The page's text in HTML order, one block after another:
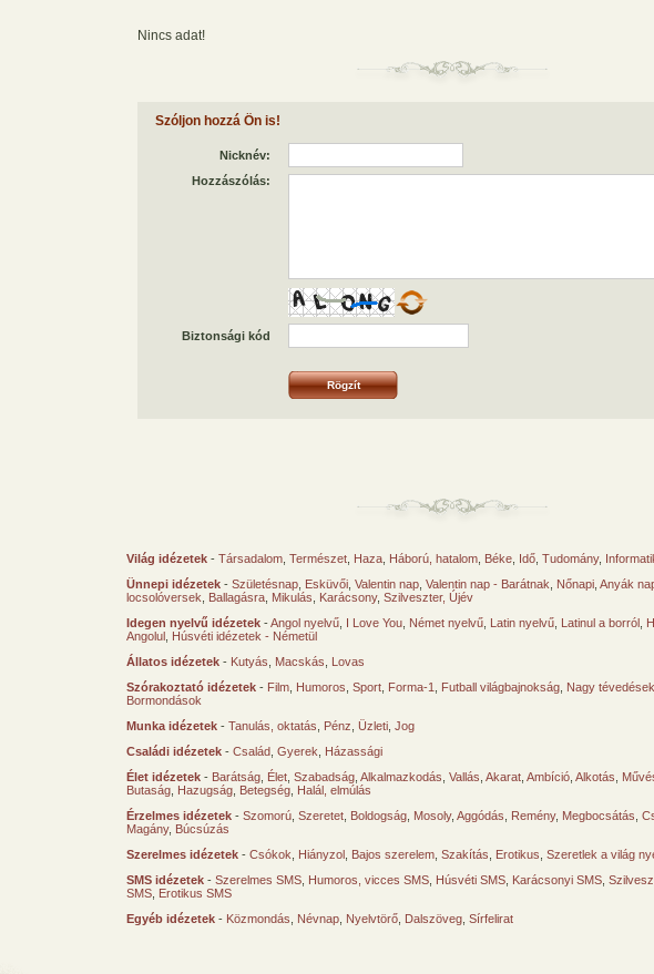
Nincs adat!
Szóljon hozzá Ön is!
Nicknév:
Hozzászólás:
Biztonsági kód
Világ idézetek - Társadalom Természet Haza Háború, hatalom Béke Idő Tudomány,
Ünnepi idézetek - Születésnap Esküvői Valentin nap Valentin nap - Barátnak Nőnapi Anyák
locsolóversek
Ballagásra Mikulás Karácsony, Szilveszter, Újév
Idegen nyelvű idézetek -Angol nyelvű I Love You Német nyelvű Latin nyelvű Latinul a borról
Angolul Húsvéti idézetek - Németül
Állatos idézetek - Kutyás Macskás
Lovas
Szórakoztató idézetek - Film Humoros Sport Forma-1 Futball világbajnokság Nagy tévedések
Bormondások
Munka idézetek - Tanulás, oktatás Pénz Üzleti Jog
Családi idézetek - Család Gyerek
Házassági
Élet idézetek - Barátság Élet Szabadság Alkalmazkodás Vallás Akarat Ambíció Alkotás
Butaság Hazugság Betegség Halál, elmúlás
Érzelmes idézetek - Szomorú Szeretet Boldogság Mosoly, Aggódás Remény, Megbocsátás
Magány, Búcsúzás
Szerelmes idézetek - Csókok Hiányzol Bajos szerelem Szakítás Erotikus Szeretlek a világ
SMS idézetek - Szerelmes SMS Humoros, vicces SMS Húsvéti SMS Karácsonyi SMS
SMS Erotikus SMS
Egyéb idézetek - Közmondás Névnap Nyelvtörő Dalszöveg Sírfelirat